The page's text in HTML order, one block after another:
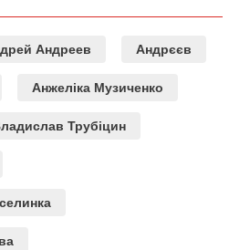
Андреев Андрєєв
Анжеліка Музиченко
Трубіцин